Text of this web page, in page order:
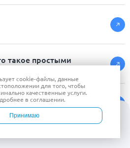
такое простыми
cookie-файлы, данные
для того, чтобы
качественные услуги.
в соглашении.
Принимаю